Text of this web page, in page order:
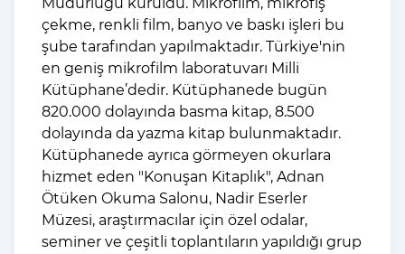
çekme, renkli film, banyo ve baskı işleri bu
şube tarafından yapılmaktadır. Türkiye'nin
en geniş mikrofilm laboratuvarı Milli
Kütüphane’dedir. Kütüphanede bugün
820.000 dolayında basma kitap, 8.500
dolayında da yazma kitap bulunmaktadır.
Kütüphanede ayrıca görmeyen okurlara
hizmet eden "Konuşan Kitaplık", Adnan
Ötüken Okuma Salonu, Nadir Eserler
Müzesi, araştırmacılar için özel odalar,
seminer ve çeşitli toplantıların yapıldığı grup